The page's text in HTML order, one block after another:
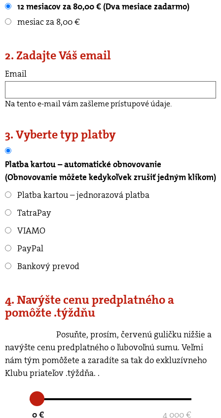
12 mesiacov za 80,00 € (Dva mesiace zadarmo)
mesiac za 8,00 €
2. Zadajte Váš email
Email
Na tento e-mail vám zašleme prístupové údaje.
3. Vyberte typ platby
Platba kartou – automatické obnovovanie
(Obnovovanie môžete kedykoľvek zrušiť jedným klikom)
Platba kartou – jednorazová platba
TatraPay
VIAMO
PayPal
Bankový prevod
4. Navýšte cenu predplatného a
pomôžte .týždňu
navýšte cenu predplatného o ľubovoľnú sumu. Veľmi
nám tým pomôžete a zaradíte sa tak do exkluzívneho
Klubu priateľov .týždňa. .
0 € 4 000 €